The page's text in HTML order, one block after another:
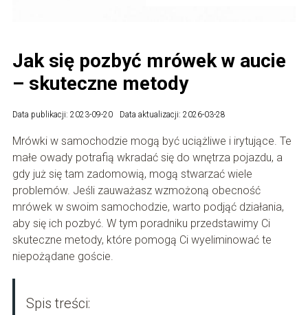
Jak się pozbyć mrówek w aucie
– skuteczne metody
Data publikacji: 2023-09-20 Data aktualizacji: 2026-03-28
Mrówki w samochodzie mogą być uciążliwe i irytujące. Te
małe owady potrafią wkradać się do wnętrza pojazdu, a
gdy już się tam zadomowią, mogą stwarzać wiele
problemów. Jeśli zauważasz wzmożoną obecność
mrówek w swoim samochodzie, warto podjąć działania,
aby się ich pozbyć. W tym poradniku przedstawimy Ci
skuteczne metody, które pomogą Ci wyeliminować te
niepożądane goście.
Spis treści: